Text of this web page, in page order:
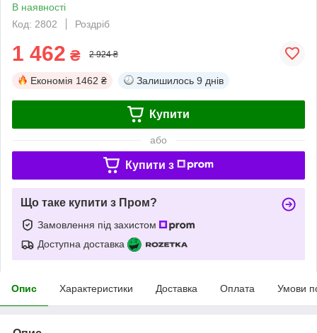
В наявності
Код: 2802
Роздріб
1 462 ₴ 2 924 ₴
Економія 1462 ₴ Залишилось 9 днів
Купити
або
Купити з
Що таке купити з Пром?
Замовлення під захистом
Доступна доставка
Опис Характеристики Доставка Оплата Умови